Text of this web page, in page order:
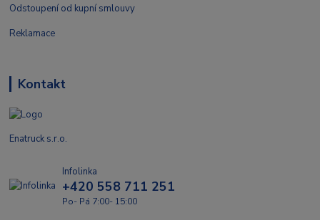
Odstoupení od kupní smlouvy
Reklamace
Kontakt
Enatruck s.r.o.
Infolinka
+420 558 711 251
Po- Pá 7:00- 15:00